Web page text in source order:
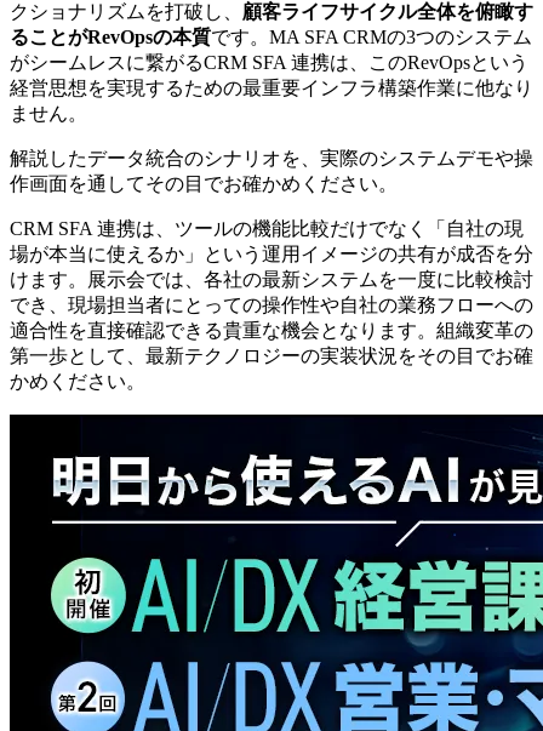
クショナリズムを打破し、 顧客ライフサイクル全体を俯瞰す
ることがRevOpsの本質です。MA SFA CRMの3つのシステム
がシームレスに繋がるCRM SFA 連携は、このRevOpsという
経営思想を実現するための最重要インフラ構築作業に他なり
ません。
解説したデータ統合のシナリオを、実際のシステムデモや操
作画面を通してその目でお確かめください。
CRM SFA 連携は、ツールの機能比較だけでなく「自社の現
場が本当に使えるか」という運用イメージの共有が成否を分
けます。展示会では、各社の最新システムを一度に比較検討
でき、現場担当者にとっての操作性や自社の業務フローへの
適合性を直接確認できる貴重な機会となります。組織変革の
第一歩として、最新テクノロジーの実装状況をその目でお確
かめください。